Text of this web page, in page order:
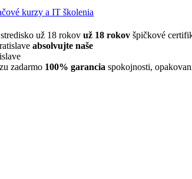
už 18 rokov špičkové
absolvujte naše
100% garancia spokojnosti,